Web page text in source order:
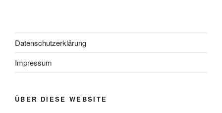
Datenschutzerklärung
Impressum
ÜBER DIESE WEBSITE